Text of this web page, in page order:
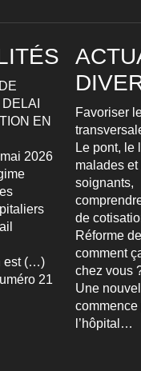
EN
2026
est (…)
21
Favoriser
Le pont, le
malades et
soignants,
de
Réforme
comment
chez vous
Une
commence
l’hôpital…